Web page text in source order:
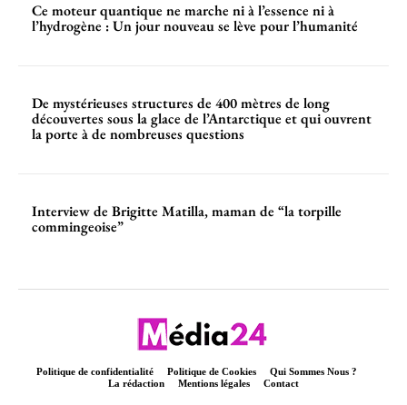
Ce moteur quantique ne marche ni à l’essence ni à
l’hydrogène : Un jour nouveau se lève pour l’humanité
De mystérieuses structures de 400 mètres de long
découvertes sous la glace de l’Antarctique et qui ouvrent
la porte à de nombreuses questions
Interview de Brigitte Matilla, maman de “la torpille
commingeoise”
Politique de confidentialité Politique de Cookies
Qui Sommes Nous ?
La rédaction
Mentions légales Contact